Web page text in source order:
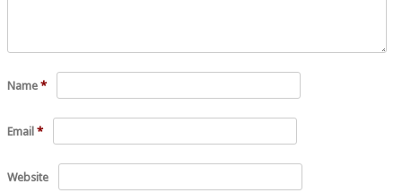
Name *
Email *
Website